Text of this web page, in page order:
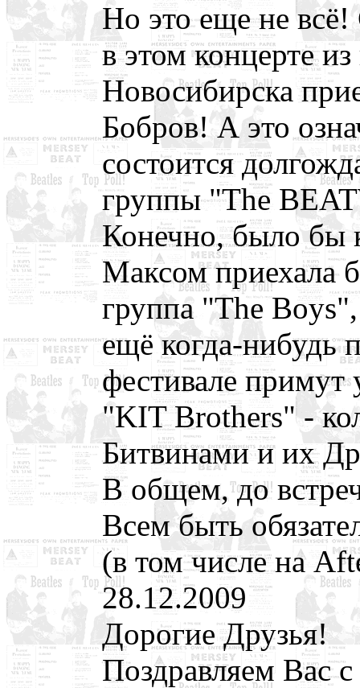
Но это еще не всё!
в этом концерте из
Новосибирска
Бобров! А это
состоится
группы "The
Конечно, было бы
Максом приехала
группа "The
ещё когда-нибудь
фестивале примут
"KIT Brothers" -
Битвинами и их
В общем, до
Всем быть
(в том числе на
28.12.2009
Дорогие Друзья!
Поздравляем Вас